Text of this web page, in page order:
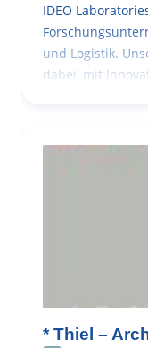
IDEO
und Logistik.
dabei, mit
* Thiel –